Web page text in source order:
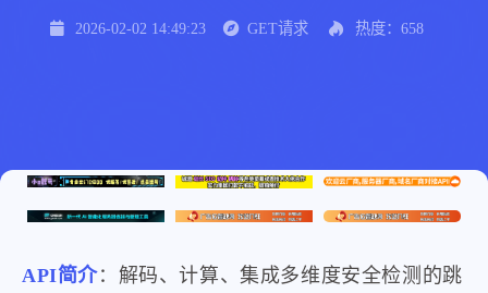
2026-02-02 14:49:23 GET请求 热度：658
API简介：解码、计算、集成多维度安全检测的跳